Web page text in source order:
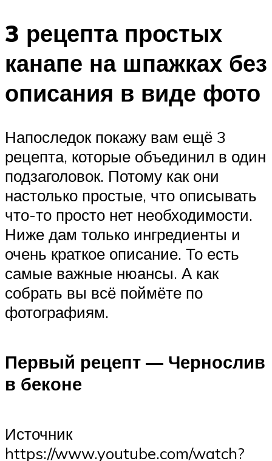
3 рецепта простых
канапе на шпажках без
описания в виде фото
Напоследок покажу вам ещё 3
рецепта, которые объединил в один
подзаголовок. Потому как они
настолько простые, что описывать
что-то просто нет необходимости.
Ниже дам только ингредиенты и
очень краткое описание. То есть
самые важные нюансы. А как
собрать вы всё поймёте по
фотографиям.
Первый рецепт — Чернослив
в беконе
Источник
https://www.youtube.com/watch?